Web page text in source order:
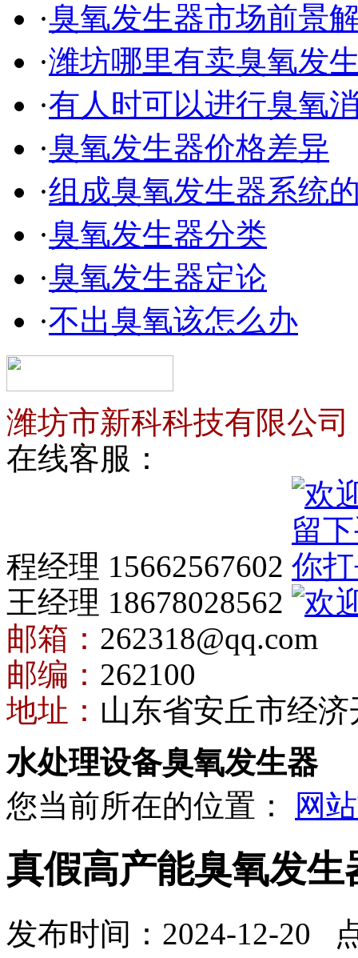
·臭氧发生器市场前景
·潍坊哪里有卖臭氧发
·有人时可以进行臭氧
·臭氧发生器价格差异
·组成臭氧发生器系统
·臭氧发生器分类
·臭氧发生器定论
·不出臭氧该怎么办
潍坊市新科科技有限公司
在线客服：
程经理 15662567602
王经理 18678028562
邮箱： 262318@qq.com
邮编： 262100
地址： 山东省安丘市经
水处理设备臭氧发生器
您当前所在的位置：
网
真假高产能臭氧发
发布时间：2024-12-20